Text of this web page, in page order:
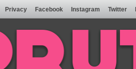
Privacy Facebook Instagram Twitter